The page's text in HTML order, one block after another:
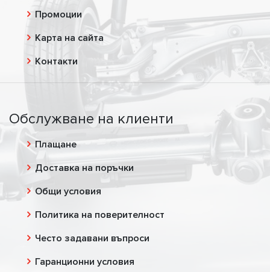
Промоции
Карта на сайта
Контакти
Обслужване на клиенти
Плащане
Доставка на поръчки
Общи условия
Политика на поверителност
Често задавани въпроси
Гаранционни условия